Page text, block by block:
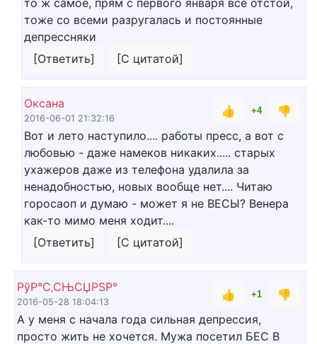
тоже со всеми разругалась и постоянные
депрессняки
[Ответить]
[С цитатой]
Оксана
2016-06-01 21:32:16
👍 +4
👎
Вот и лето наступило.... работы пресс, а вот с
любовью - даже намеков никаких..... старых
ухажеров даже из телефона удалила за
ненадобностью, новых вообще нет.... Читаю
горосаоп и думаю - может я не ВЕСЫ? Венера
как-то мимо меня ходит....
[Ответить]
[С цитатой]
РўР°С‚СЊСЏРЅР°
2016-05-28 18:04:13
👍 +1
👎
А у меня с начала года сильная депрессия,
просто жить не хочется. Мужа посетил БЕС В